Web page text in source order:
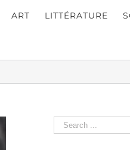
ART LITTÉRATURE